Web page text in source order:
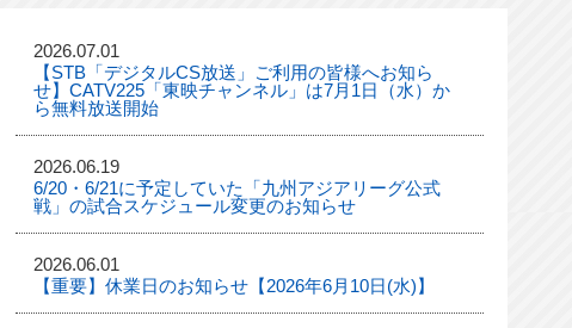
2026.07.01
【STB「デジタルCS放送」ご利用の皆様へお知ら
せ】CATV225「東映チャンネル」は7月1日（水）か
ら無料放送開始
2026.06.19
6/20・6/21に予定していた「九州アジアリーグ公式
戦」の試合スケジュール変更のお知らせ
2026.06.01
【重要】休業日のお知らせ【2026年6月10日(水)】